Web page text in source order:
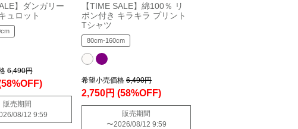
】ダンガリー
ュロット
6,490円
販売期間
08/12 9:59
【TIME SALE】綿100％ リ
ボン付き キラキラ プリント
Tシャツ
80cm-160cm
希望小売価格 6,490円
2,750円 (58%OFF)
販売期間
〜2026/08/12 9:59